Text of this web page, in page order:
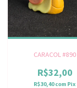
CARACOL #890
R$32,00
R$30,40com Pix